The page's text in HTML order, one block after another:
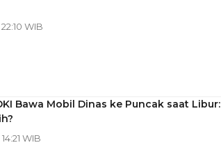
WIB
Bawa Mobil Dinas ke Puncak saat Libur:
WIB